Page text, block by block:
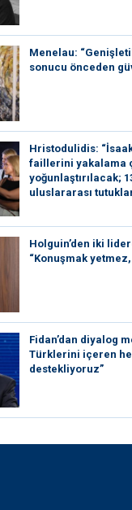
Menelau:
sonucu önceden
Hristodulidis:
faillerini yakalama
yoğunlaştırılacak;
uluslararası
Holguin’den iki
“Konuşmak yetmez,
Fidan’dan diyalog
Türklerini içeren
destekliyoruz”